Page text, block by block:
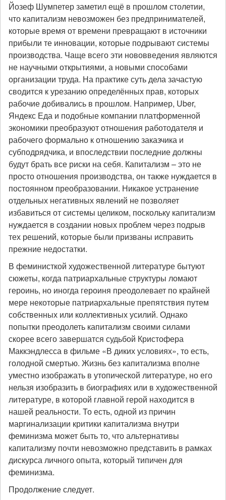
Йозеф Шумпетер заметил ещё в прошлом столетии,
что капитализм невозможен без предпринимателей,
которые время от времени превращают в источники
прибыли те инновации, которые подрывают системы
производства. Чаще всего эти нововведения являются
не научными открытиями, а новыми способами
организации труда. На практике суть дела зачастую
сводится к урезанию определённых прав, которых
рабочие добивались в прошлом. Например, Uber,
Яндекс Еда и подобные компании платформенной
экономики преобразуют отношения работодателя и
рабочего формально к отношению заказчика и
субподрядчика, и впоследствии последние должны
будут брать все риски на себя. Капитализм – это не
просто отношения производства, он также нуждается в
постоянном преобразовании. Никакое устранение
отдельных негативных явлений не позволяет
избавиться от системы целиком, поскольку капитализм
нуждается в создании новых проблем через подрыв
тех решений, которые были призваны исправить
прежние недостатки.
В феминисткой художественной литературе бытуют
сюжеты, когда патриархальные структуры ломают
героинь, но иногда героиня преодолевает по крайней
мере некоторые патриархальные препятствия путем
собственных или коллективных усилий. Однако
попытки преодолеть капитализм своими силами
скорее всего завершатся судьбой Кристофера
Маккэндлесса в фильме «В диких условиях», то есть,
голодной смертью. Жизнь без капитализма вполне
уместно изображать в утопической литературе, но его
нельзя изобразить в биографиях или в художественной
литературе, в которой главной герой находится в
нашей реальности. То есть, одной из причин
маргинализации критики капитализма внутри
феминизма может быть то, что альтернативы
капитализму почти невозможно представить в рамках
дискурса личного опыта, который типичен для
феминизма.
Продолжение следует.